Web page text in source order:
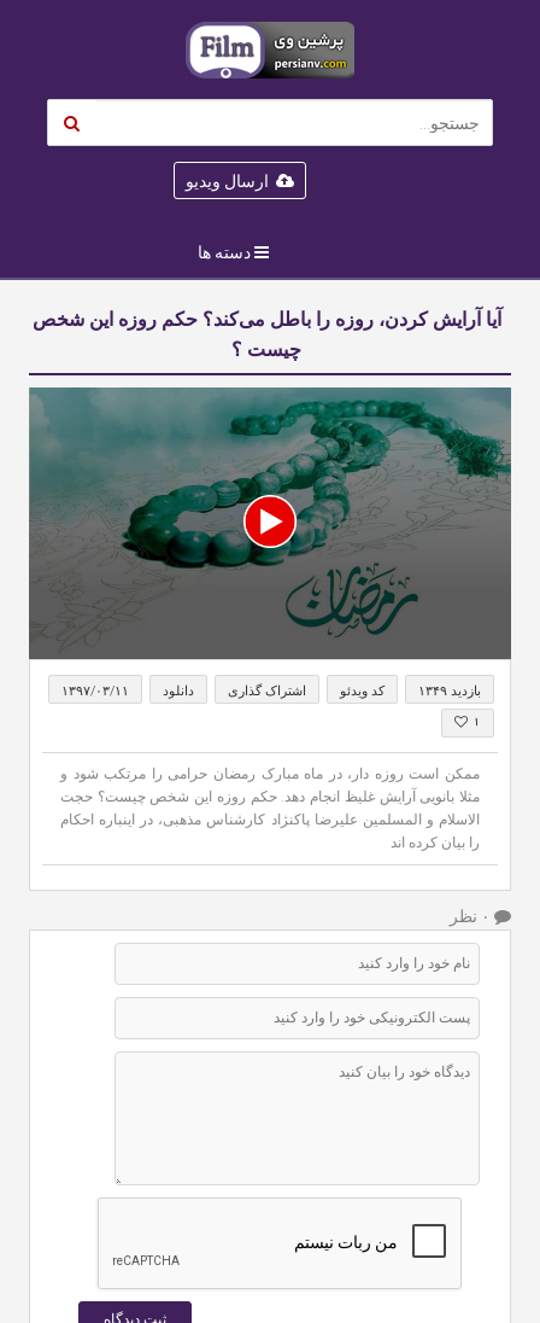
ارسال ویدیو
دسته ها
آیا آرایش کردن، روزه را باطل می‌کند؟ حکم روزه این شخص
چیست ؟
0
seconds
minute,
seconds
بازدید ۱۳۴۹ کد ویدئو اشتراک گذاری دانلود ۱۳۹۷/۰۳/۱۱
۱
ممکن است روزه دار، در ماه مبارک رمضان حرامی را مرتکب شود و
مثلا بانویی آرایش غلیظ انجام دهد. حکم روزه این شخص چیست؟ حجت
الاسلام و المسلمین علیرضا پاکنژاد کارشناس مذهبی، در اینباره احکام
را بیان کرده اند
۰ نظر